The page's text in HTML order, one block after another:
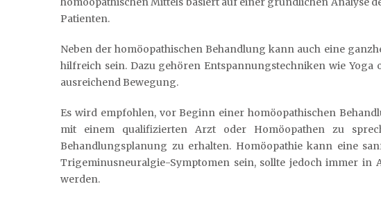
Patienten.
Neben der homöopathischen Behandlung kann auch eine
hilfreich sein. Dazu gehören Entspannungstechniken wie
ausreichend Bewegung.
Es wird empfohlen, vor Beginn einer homöopathischen
mit einem qualifizierten Arzt oder Homöopathen zu
Behandlungsplanung zu erhalten. Homöopathie kann eine
Trigeminusneuralgie-Symptomen sein, sollte jedoch immer in
werden.